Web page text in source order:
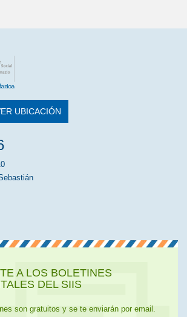
UBICACIÓN
A LOS BOLETINES
DEL SIIS
son gratuitos y se te enviarán por email.